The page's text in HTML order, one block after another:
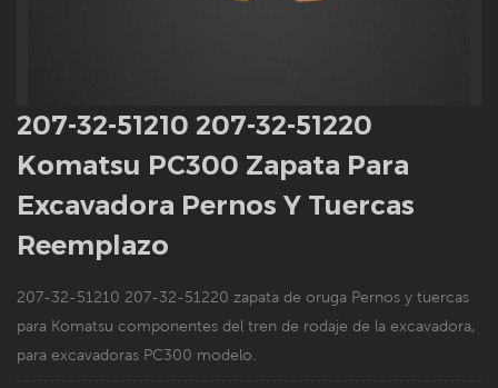
207-32-51210 207-32-51220
Komatsu PC300 Zapata Para
Excavadora Pernos Y Tuercas
Reemplazo
207-32-51210 207-32-51220 zapata de oruga Pernos y tuercas
para Komatsu componentes del tren de rodaje de la excavadora,
para excavadoras PC300 modelo.